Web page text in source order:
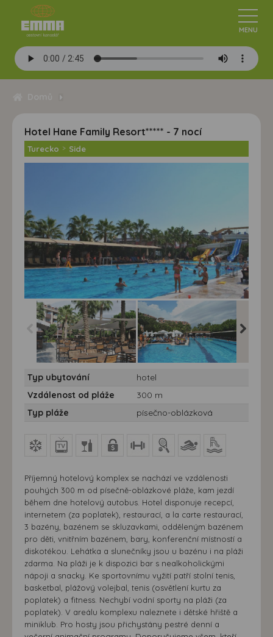
Hotel Hane Family Resort***** - 7 nocí
Turecko > Side
Resort***** - 7 nocí -
Turecko, Side - Hotel
Hane Family Resort
Resort***** - 7 nocí -
Turecko, Side - Hotel
Hane Family Resort
Typ ubytování
hotel
Vzdálenost od pláže
300 m
Typ pláže
písečno-oblázková
Příjemný hotelový komplex se nachází ve vzdálenosti
pouhých 300 m od písečně-oblázkové pláže, kam jezdí
během dne hotelový autobus. Hotel disponuje recepcí,
internetem (za poplatek), restaurací, a la carte restaurací,
3 bazény, bazénem se skluzavkami, odděleným bazénem
pro děti, vnitřním bazénem, bary, konferenční místností a
diskotékou. Lehátka a slunečníky jsou u bazénu i na pláži
zdarma. Na pláži je k dispozici bar s nealkoholickými
nápoji a snacky. Ke sportovnímu vyžití patří stolní tenis,
basketbal, plážový volejbal, tenis (osvětlení kurtu za
poplatek) a fitness. Nechybí vodní sporty na pláži (za
poplatek). V areálu komplexu naleznete i dětské hřiště a
miniklub. Pro hosty jsou přichystány pestré denní a